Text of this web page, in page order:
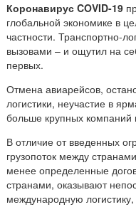
Коронавирус COVID-19
глобальной экономике в
частности. Транспортно-
вызовами – и ощутил на
первых.
Отмена авиарейсов,
логистики, неучастие в
больше крупных компаний
В отличие от введенных
грузопоток между
менее определенные
странами, оказывают
международную